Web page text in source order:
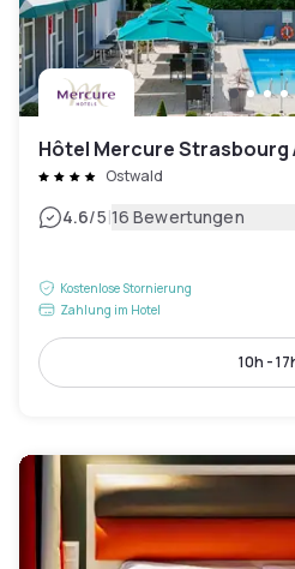
Hôtel Mercure
Ostwald
4.6/5|16 Bewertungen
Kostenlose Stornierung
Zahlung im Hotel
10h -